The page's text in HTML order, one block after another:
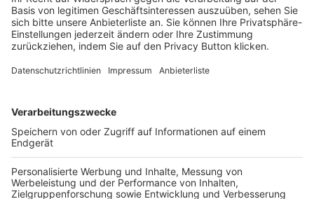
Login SpielPlus
FOLGE DEM BFV
TOP-VEREINE